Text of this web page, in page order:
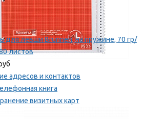
для левши Brunnen, на пружине, 70 гр/
листов
адресов и контактов
книга
визитных карт